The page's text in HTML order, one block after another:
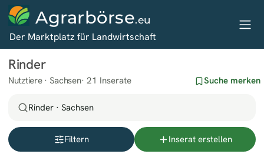
Agrarbörse.eu
Der Marktplatz für Landwirtschaft
Rinder
Nutztiere · Sachsen 21 Inserate Suche merken
Rinder · Sachsen
Filtern Inserat erstellen